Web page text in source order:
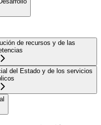
de recursos y de las
del Estado y de los servicios